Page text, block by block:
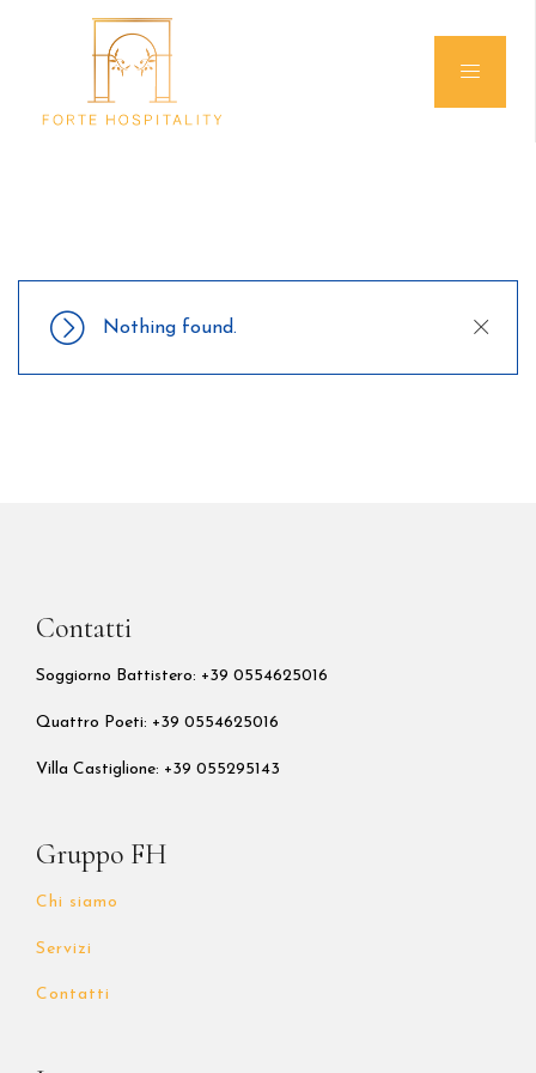
Close
Nothing found.
Contatti
Soggiorno Battistero: +39 0554625016
Quattro Poeti: +39 0554625016
Villa Castiglione: +39 055295143
Gruppo FH
Chi siamo
Servizi
Contatti